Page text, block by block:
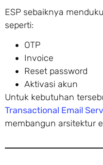
ESP sebaiknya
seperti:
OTP
Invoice
Reset password
Aktivasi akun
Untuk kebutuhan
Transactional Email
membangun arsitektur